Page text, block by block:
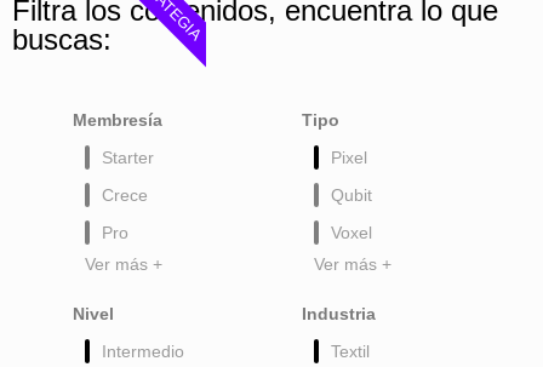
Filtra los contenidos, encuentra lo que
buscas:
Membresía
Starter
Crece
Pro
Ver más +
Tipo
Pixel
Qubit
Voxel
Ver más +
Nivel
Intermedio
Industria
Textil